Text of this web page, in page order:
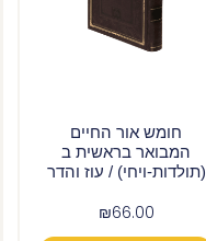
חומש אור החיים
המבואר בראשית ב
(תולדות-ויחי) / עוז והדר
₪66.00